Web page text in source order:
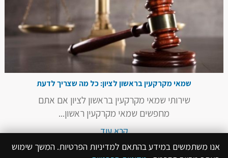
שמאי מקרקעין בראשון לציון: כל מה שצריך לדעת
שירותי שמאי מקרקעין בראשון לציון אם אתם
מחפשים שמאי מקרקעין ראשון...
קרא עוד
אנו משתמשים במידע בהתאם למדיניות הפרטיות. המשך שימוש